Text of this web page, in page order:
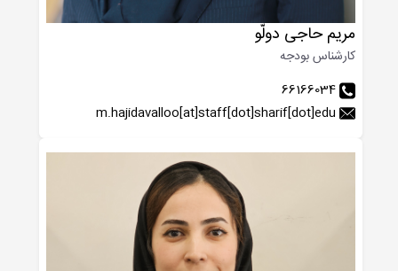
مریم حاجی دولّو
کارشناس بودجه
66166034
m.hajidavalloo[at]staff[dot]sharif[dot]edu